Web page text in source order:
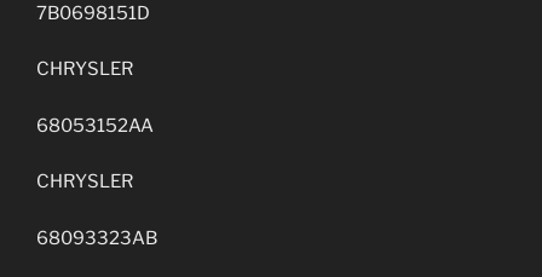
7B0698151D
CHRYSLER
68053152AA
CHRYSLER
68093323AB